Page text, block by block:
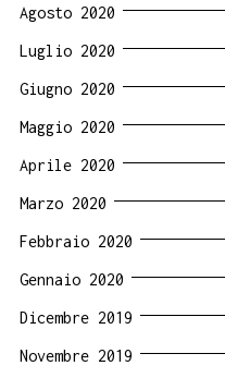
Agosto 2020
Luglio 2020
Giugno 2020
Maggio 2020
Aprile 2020
Marzo 2020
Febbraio 2020
Gennaio 2020
Dicembre 2019
Novembre 2019